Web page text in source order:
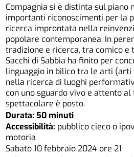
Compagnia si è distinta sul piano
importanti riconoscimenti per la
ricerca improntata nella
popolare contemporanea. In
tradizione e ricerca, tra comico e
Sacchi di Sabbia ha finito per
linguaggio in bilico tra le arti (arti
nella ricerca di luoghi
con uno sguardo vivo e attento
spettacolare è posto.
Durata: 50 minuti
Accessibilità: pubblico cieco o
motoria
Sabato 10 febbraio 2024 ore 21